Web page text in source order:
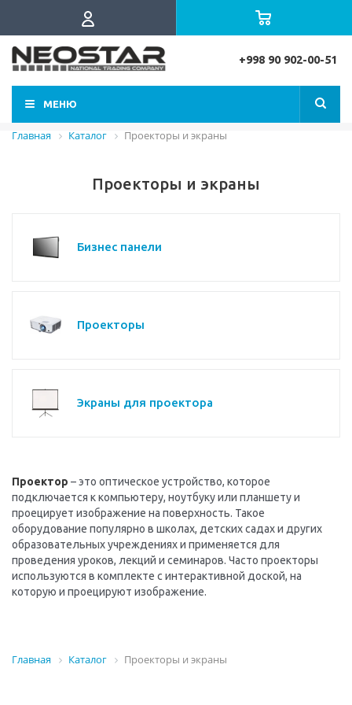
+998 90 902-00-51
МЕНЮ
Главная Каталог Проекторы и экраны
Проекторы и экраны
Бизнес панели
Проекторы
Экраны для проектора
Проектор – это оптическое устройство, которое
подключается к компьютеру, ноутбуку или планшету и
проецирует изображение на поверхность. Такое
оборудование популярно в школах, детских садах и других
образовательных учреждениях и применяется для
проведения уроков, лекций и семинаров. Часто проекторы
используются в комплекте с интерактивной доской, на
которую и проецируют изображение.
Главная Каталог Проекторы и экраны